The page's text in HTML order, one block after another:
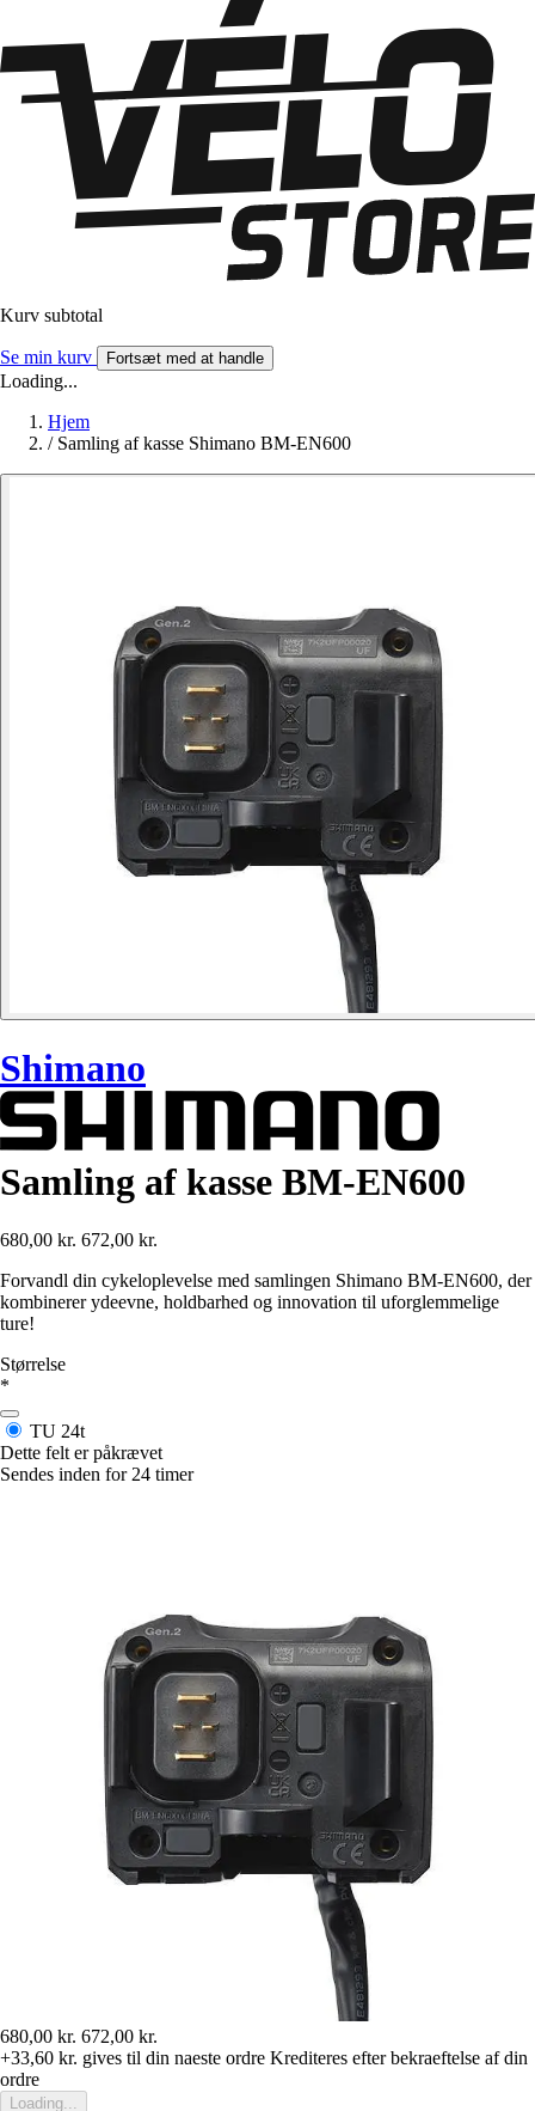
Kurv subtotal
Se min kurv Fortsæt med at handle
Loading...
Hjem
/ Samling af kasse Shimano BM-EN600
Shimano
Samling af kasse BM-EN600
680,00 kr. 672,00 kr.
Forvandl din cykeloplevelse med samlingen Shimano BM-EN600, der
kombinerer ydeevne, holdbarhed og innovation til uforglemmelige
ture!
Størrelse
*
TU 24t
Dette felt er påkrævet
Sendes inden for 24 timer
680,00 kr. 672,00 kr.
+33,60 kr. gives til din naeste ordre Krediteres efter bekraeftelse af din
ordre
Loading...